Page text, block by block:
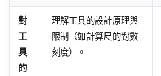
對
工
具
的
理解工具的設計原理與
限制（如計算尺的對數
刻度）。